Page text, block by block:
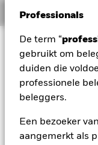
Professionals
De term “
gebruikt om
duiden die
professionele
beleggers.
Een bezoeker
aangemerkt als
Overzicht
belegging via een
opbrengsten uit de
ten minste 70% van
exploratie,